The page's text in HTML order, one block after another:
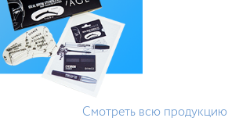
Смотреть всю продукцию